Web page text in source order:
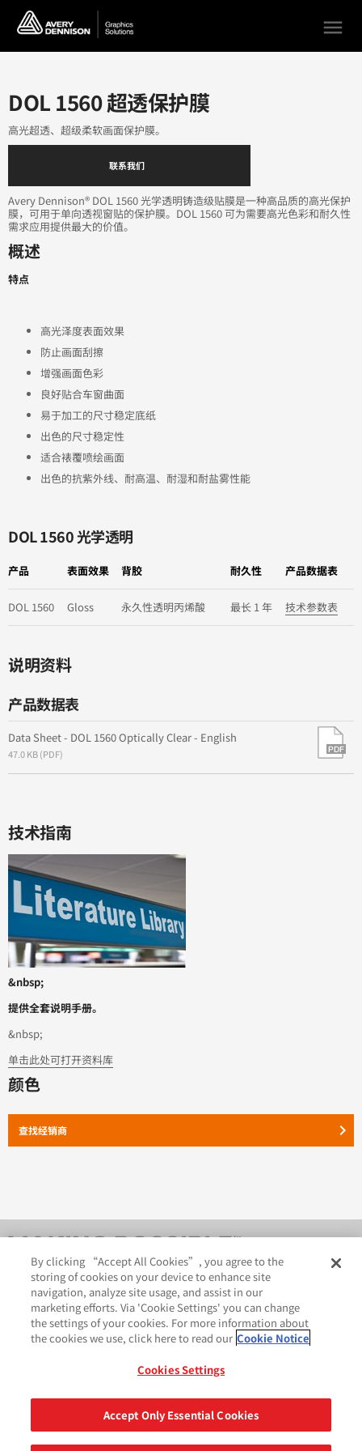
menu
DOL 1560 超透保护膜
高光超透、超级柔软画面保护膜。
联系我们
Avery Dennison® DOL 1560 光学透明铸造级贴膜是一种高品质的高光保护
膜，可用于单向透视窗贴的保护膜。DOL 1560 可为需要高光色彩和耐久性
需求应用提供最大的价值。
概述
特点
高光泽度表面效果
防止画面刮擦
增强画面色彩
良好贴合车窗曲面
易于加工的尺寸稳定底纸
出色的尺寸稳定性
适合裱覆喷绘画面
出色的抗紫外线、耐高温、耐湿和耐盐雾性能
DOL 1560 光学透明
产品 表面效果 背胶 耐久性 产品数据表
DOL 1560 Gloss 永久性透明丙烯酸 最长 1 年 技术参数表
说明资料
产品数据表
Data Sheet - DOL 1560 Optically Clear - English
47.0 KB (PDF)
技术指南
&nbsp;
提供全套说明手册。
&nbsp;
单击此处可打开资料库
颜色
查找经销商 keyboard_arrow_right
Cookie 政策
网站地图
苏ICP备18057369号-2
©2026 艾利丹尼森公司. 版权所有.
By clicking “Accept All Cookies”, you agree to the
storing of cookies on your device to enhance site
navigation, analyze site usage, and assist in our
marketing efforts. Via 'Cookie Settings' you can change
the settings of your cookies. For more information about
the cookies we use, click here to read our Cookie Notice
Cookies Settings
Accept Only Essential Cookies